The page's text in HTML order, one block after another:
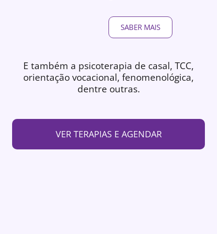
SABER MAIS
E também a psicoterapia de casal, TCC,
orientação vocacional, fenomenológica,
dentre outras.
VER TERAPIAS E AGENDAR